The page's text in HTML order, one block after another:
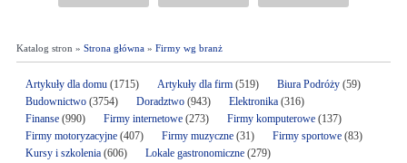
Katalog stron » Strona główna» Firmy wg branż
Artykuły dla domu(1715) Artykuły dla firm(519) Biura Podróży(59)
Budownictwo(3754) Doradztwo(943) Elektronika (316)
Finanse(990) Firmy internetowe (273) Firmy komputerowe(137)
Firmy motoryzacyjne(407) Firmy muzyczne(31) Firmy sportowe(83)
Kursy i szkolenia(606) Lokale gastronomiczne(279)